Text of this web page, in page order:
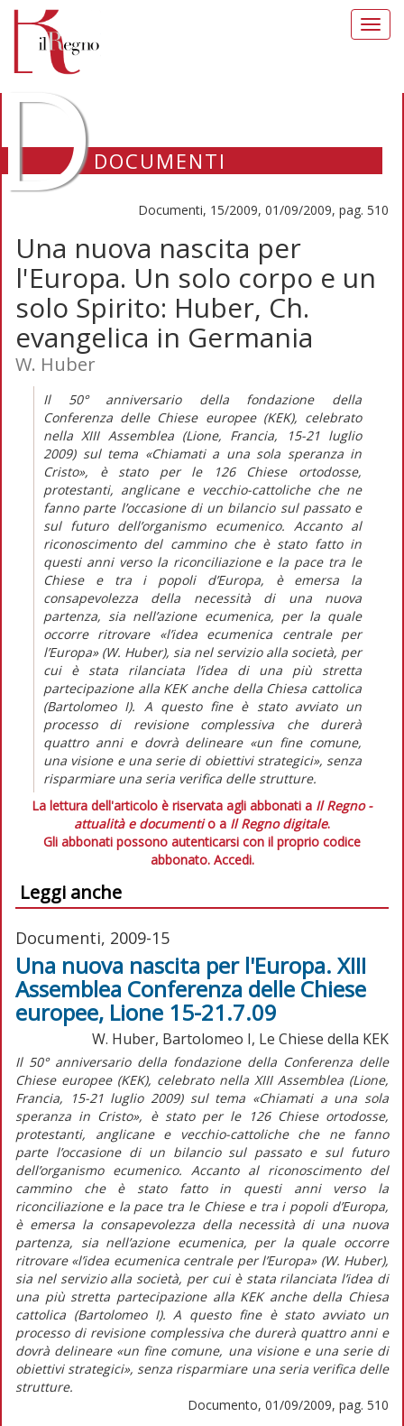
DOCUMENTI
Documenti, 15/2009, 01/09/2009, pag. 510
Una nuova nascita per
l'Europa. Un solo corpo e un
solo Spirito: Huber, Ch.
evangelica in Germania
W. Huber
Il 50° anniversario della fondazione della
Conferenza delle Chiese europee (KEK), celebrato
nella XIII Assemblea (Lione, Francia, 15-21 luglio
2009) sul tema «Chiamati a una sola speranza in
Cristo», è stato per le 126 Chiese ortodosse,
protestanti, anglicane e vecchio-cattoliche che ne
fanno parte l’occasione di un bilancio sul passato e
sul futuro dell’organismo ecumenico. Accanto al
riconoscimento del cammino che è stato fatto in
questi anni verso la riconciliazione e la pace tra le
Chiese e tra i popoli d’Europa, è emersa la
consapevolezza della necessità di una nuova
partenza, sia nell’azione ecumenica, per la quale
occorre ritrovare «l’idea ecumenica centrale per
l’Europa» (W. Huber), sia nel servizio alla società, per
cui è stata rilanciata l’idea di una più stretta
partecipazione alla KEK anche della Chiesa cattolica
(Bartolomeo I). A questo fine è stato avviato un
processo di revisione complessiva che durerà
quattro anni e dovrà delineare «un fine comune,
una visione e una serie di obiettivi strategici», senza
risparmiare una seria verifica delle strutture.
La lettura dell'articolo è riservata agli abbonati a Il Regno -
attualità e documentio a Il Regno digitale.
Gli abbonati possono autenticarsi con il proprio codice
abbonato. Accedi.
Leggi anche
Documenti, 2009-15
Una nuova nascita per l'Europa. XIII
Assemblea Conferenza delle Chiese
europee, Lione 15-21.7.09
W. Huber, Bartolomeo I, Le Chiese della KEK
Il 50° anniversario della fondazione della Conferenza delle
Chiese europee (KEK), celebrato nella XIII Assemblea (Lione,
Francia, 15-21 luglio 2009) sul tema «Chiamati a una sola
speranza in Cristo», è stato per le 126 Chiese ortodosse,
protestanti, anglicane e vecchio-cattoliche che ne fanno
parte l’occasione di un bilancio sul passato e sul futuro
dell’organismo ecumenico. Accanto al riconoscimento del
cammino che è stato fatto in questi anni verso la
riconciliazione e la pace tra le Chiese e tra i popoli d’Europa,
è emersa la consapevolezza della necessità di una nuova
partenza, sia nell’azione ecumenica, per la quale occorre
ritrovare «l’idea ecumenica centrale per l’Europa» (W. Huber),
sia nel servizio alla società, per cui è stata rilanciata l’idea di
una più stretta partecipazione alla KEK anche della Chiesa
cattolica (Bartolomeo I). A questo fine è stato avviato un
processo di revisione complessiva che durerà quattro anni e
dovrà delineare «un fine comune, una visione e una serie di
obiettivi strategici», senza risparmiare una seria verifica delle
strutture.
Documento, 01/09/2009, pag. 510